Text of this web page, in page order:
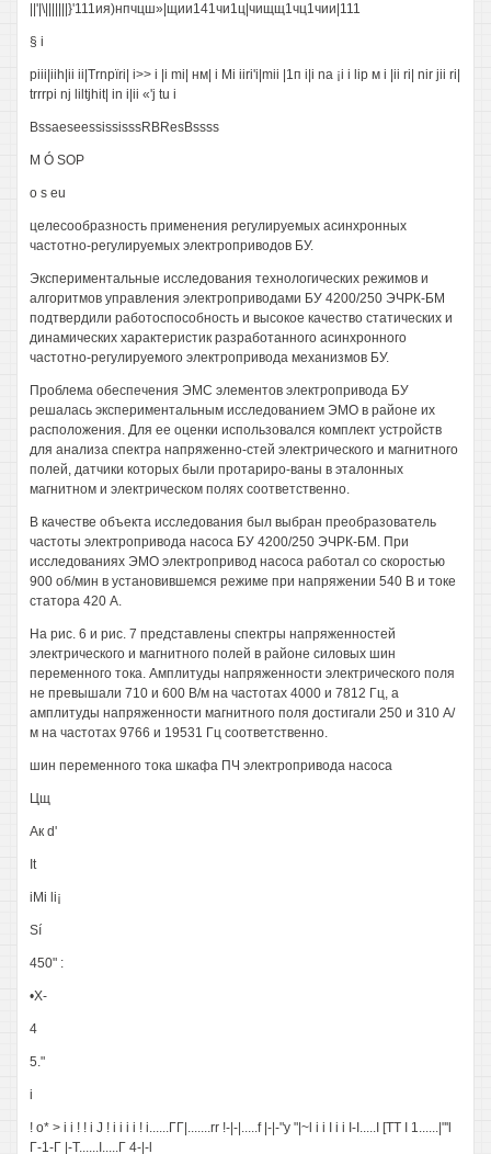
||'|\|||||||}'111ия)нпчцш»|щии141чи1ц|чищщ1чц1чии|111
§ i
piii|iih|ii ii|Trnpïri| i>> i |i mi| нм| i Mi iiri'i|mii |1п i|i na ¡i i lip м i |ii ri| nir jii ri|
trrrpi nj liltjhit| in i|ii «'j tu i
BssaeseessississsRBResBssss
M Ó SOP
о s eu
целесообразность применения регулируемых асинхронных
частотно-регулируемых электроприводов БУ.
Экспериментальные исследования технологических режимов и
алгоритмов управления электроприводами БУ 4200/250 ЭЧРК-БМ
подтвердили работоспособность и высокое качество статических и
динамических характеристик разработанного асинхронного
частотно-регулируемого электропривода механизмов БУ.
Проблема обеспечения ЭМС элементов электропривода БУ
решалась экспериментальным исследованием ЭМО в районе их
расположения. Для ее оценки использовался комплект устройств
для анализа спектра напряженно-стей электрического и магнитного
полей, датчики которых были протариро-ваны в эталонных
магнитном и электрическом полях соответственно.
В качестве объекта исследования был выбран преобразователь
частоты электропривода насоса БУ 4200/250 ЭЧРК-БМ. При
исследованиях ЭМО электропривод насоса работал со скоростью
900 об/мин в установившемся режиме при напряжении 540 В и токе
статора 420 А.
На рис. 6 и рис. 7 представлены спектры напряженностей
электрического и магнитного полей в районе силовых шин
переменного тока. Амплитуды напряженности электрического поля
не превышали 710 и 600 В/м на частотах 4000 и 7812 Гц, а
амплитуды напряженности магнитного поля достигали 250 и 310 А/
м на частотах 9766 и 19531 Гц соответственно.
шин переменного тока шкафа ПЧ электропривода насоса
Цщ
Ак d'
It
iMi li¡
Sí
450" :
•Х-
4
5."
i
! о* > i i ! ! i J ! i i i i ! i......ГГ|.......rr !-|-|.....f |-|-"y "|~l i i I i i I-I.....I [TT I 1......|"'l
Г-1-Г |-T......I.....Г 4-|-l